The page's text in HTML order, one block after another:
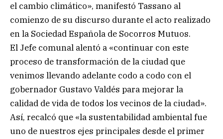
el cambio climático», manifestó Tassano al
comienzo de su discurso durante el acto realizado
en la Sociedad Española de Socorros Mutuos.
El Jefe comunal alentó a «continuar con este
proceso de transformación de la ciudad que
venimos llevando adelante codo a codo con el
gobernador Gustavo Valdés para mejorar la
calidad de vida de todos los vecinos de la ciudad».
Así, recalcó que «la sustentabilidad ambiental fue
uno de nuestros ejes principales desde el primer